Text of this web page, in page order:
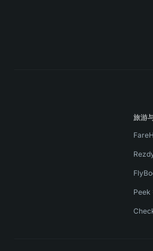
旅游
Peek